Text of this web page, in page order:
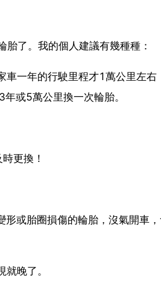
了。我的個人建議有幾種種：
車一年的行駛里程才1萬公里左右
或5萬公里換一次輪胎。
更換！
或胎圈損傷的輪胎，沒氣開車
晚了。